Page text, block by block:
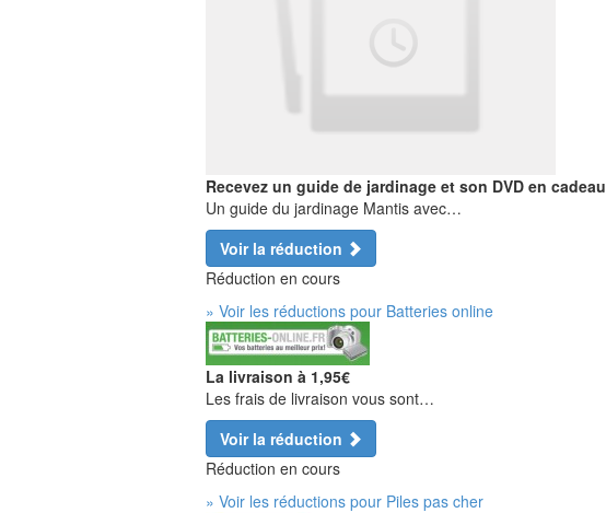
Recevez un guide de jardinage et son DVD en cadeau
Un guide du jardinage Mantis avec…
Voir la réduction
Réduction en cours
» Voir les réductions pour Batteries online
La livraison à 1,95€
Les frais de livraison vous sont…
Voir la réduction
Réduction en cours
» Voir les réductions pour Piles pas cher